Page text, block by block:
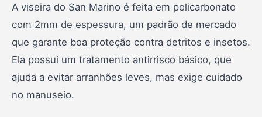
A viseira do San Marino é feita em policarbonato
com 2mm de espessura, um padrão de mercado
que garante boa proteção contra detritos e insetos.
Ela possui um tratamento antirrisco básico, que
ajuda a evitar arranhões leves, mas exige cuidado
no manuseio.